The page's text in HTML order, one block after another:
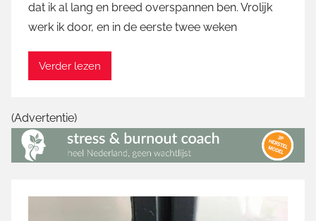
a
r
dat ik al lang en breed overspannen ben. Vrolijk
werk ik door, en in de eerste twee weken
Verder lezen
(Advertentie)